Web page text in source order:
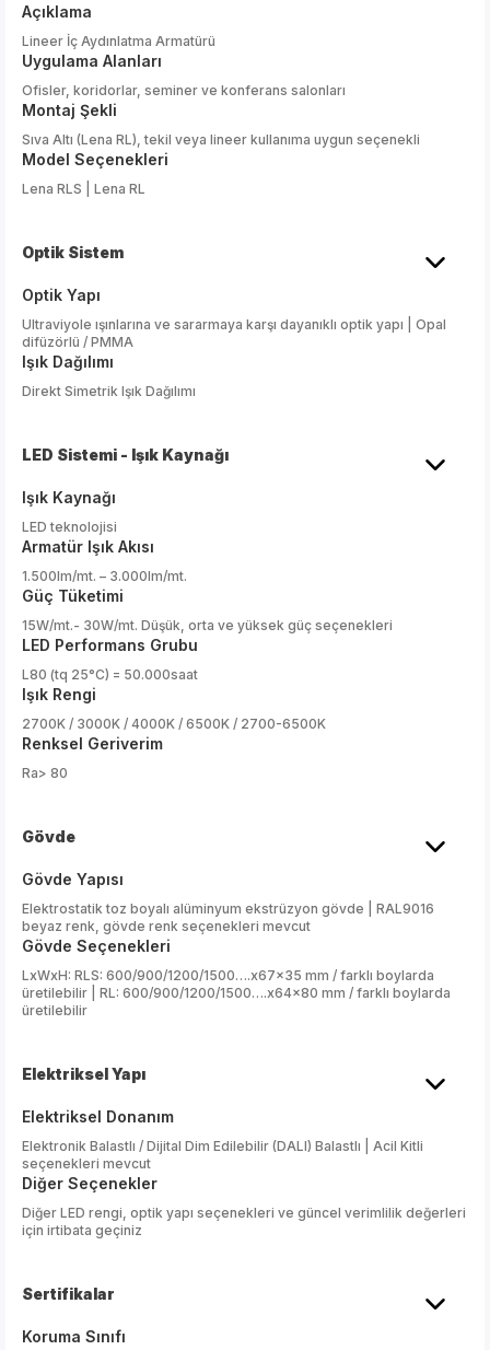
Açıklama
Lineer İç Aydınlatma Armatürü
Uygulama Alanları
Ofisler, koridorlar, seminer ve konferans salonları
Montaj Şekli
Sıva Altı (Lena RL), tekil veya lineer kullanıma uygun seçenekli
Model Seçenekleri
Lena RLS | Lena RL
Optik Sistem
Optik Yapı
Ultraviyole ışınlarına ve sararmaya karşı dayanıklı optik yapı | Opal
difüzörlü / PMMA
Işık Dağılımı
Direkt Simetrik Işık Dağılımı
LED Sistemi - Işık Kaynağı
Işık Kaynağı
LED teknolojisi
Armatür Işık Akısı
1.500lm/mt. – 3.000lm/mt.
Güç Tüketimi
15W/mt.- 30W/mt. Düşük, orta ve yüksek güç seçenekleri
LED Performans Grubu
L80 (tq 25°C) = 50.000saat
Işık Rengi
2700K / 3000K / 4000K / 6500K / 2700-6500K
Renksel Geriverim
Ra> 80
Gövde
Gövde Yapısı
Elektrostatik toz boyalı alüminyum ekstrüzyon gövde | RAL9016
beyaz renk, gövde renk seçenekleri mevcut
Gövde Seçenekleri
LxWxH: RLS: 600/900/1200/1500….x67x35 mm / farklı boylarda
üretilebilir | RL: 600/900/1200/1500….x64x80 mm / farklı boylarda
üretilebilir
Elektriksel Yapı
Elektriksel Donanım
Elektronik Balastlı / Dijital Dim Edilebilir (DALI) Balastlı | Acil Kitli
seçenekleri mevcut
Diğer Seçenekler
Diğer LED rengi, optik yapı seçenekleri ve güncel verimlilik değerleri
için irtibata geçiniz
Sertifikalar
Koruma Sınıfı